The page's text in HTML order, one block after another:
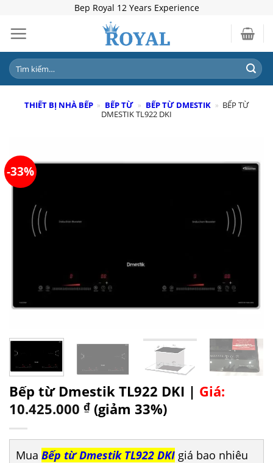
content
Bep Royal 12 Years Experience
Tìm
kiếm:
THIẾT BỊ NHÀ BẾP » BẾP TỪ » BẾP TỪ DMESTIK » BẾP TỪ
DMESTIK TL922 DKI
-33%
Bếp từ Dmestik TL922 DKI | Giá:
10.425.000 ₫ (giảm 33%)
Mua Bếp từ Dmestik TL922 DKI giá bao nhiêu